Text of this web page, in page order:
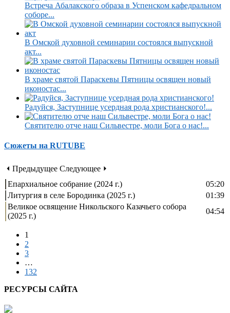
Встреча Абалакского образа в Успенском кафедральном
соборе...
В Омской духовной семинарии состоялся выпускной
акт...
В храме святой Параскевы Пятницы освящен новый
иконостас...
Радуйся, Заступнице усердная рода христианского!...
Святителю отче наш Сильвестре, моли Бога о нас!...
Сюжеты на RUTUBE
⏴ Предыдущее Следующее ⏵
Епархиальное собрание (2024 г.)
05:20
Литургия в селе Бородинка (2025 г.)
01:39
Великое освящение Никольского Казачьего собора
(2025 г.)
04:54
1
2
3
…
132
РЕСУРСЫ САЙТА